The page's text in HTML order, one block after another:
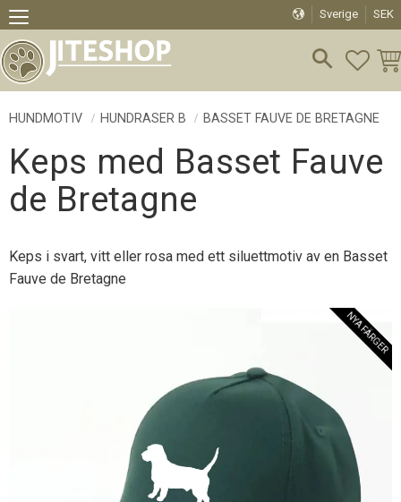
Meny
Sverige SEK
HUNDMOTIV HUNDRASER B BASSET FAUVE DE BRETAGNE
Keps med Basset Fauve
de Bretagne
Keps i svart, vitt eller rosa med ett siluettmotiv av en Basset
Fauve de Bretagne
NYA FÄRGER